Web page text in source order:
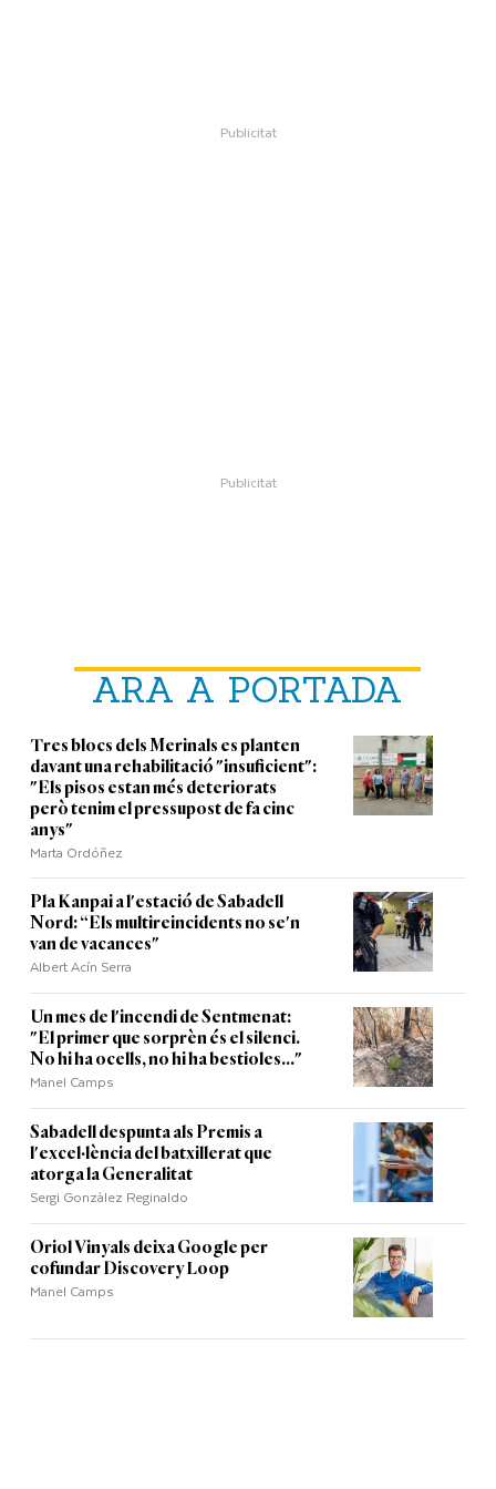
ARA A PORTADA
Tres blocs dels Merinals es planten
davant una rehabilitació "insuficient":
"Els pisos estan més deteriorats
però tenim el pressupost de fa cinc
anys"
Marta Ordóñez
Pla Kanpai a l'estació de Sabadell
Nord: “Els multireincidents no se'n
van de vacances"
Albert Acín Serra
Un mes de l'incendi de Sentmenat:
"El primer que sorprèn és el silenci.
No hi ha ocells, no hi ha bestioles..."
Manel Camps
Sabadell despunta als Premis a
l'excel·lència del batxillerat que
atorga la Generalitat
Sergi Gonzàlez Reginaldo
Oriol Vinyals deixa Google per
cofundar Discovery Loop
Manel Camps